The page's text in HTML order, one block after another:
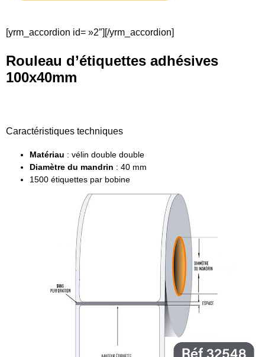
[yrm_accordion id= »2″][/yrm_accordion]
Rouleau d’étiquettes adhésives
100x40mm
Caractéristiques techniques
Matériau : vélin double double
Diamètre du mandrin : 40 mm
1500 étiquettes par bobine